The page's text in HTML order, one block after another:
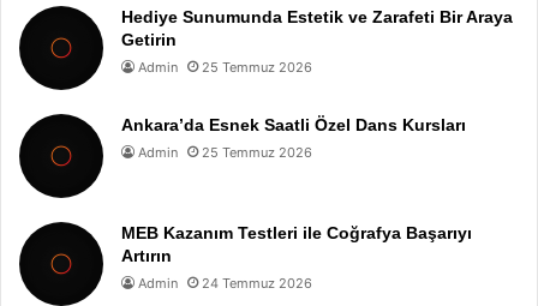
Hediye Sunumunda Estetik ve Zarafeti Bir Araya
Getirin
Admin 25 Temmuz 2026
Ankara’da Esnek Saatli Özel Dans Kursları
Admin 25 Temmuz 2026
MEB Kazanım Testleri ile Coğrafya Başarıyı
Artırın
Admin 24 Temmuz 2026